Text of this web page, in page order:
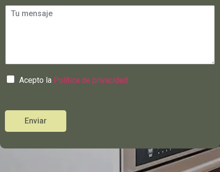
Acepto la Política de privacidad
Enviar